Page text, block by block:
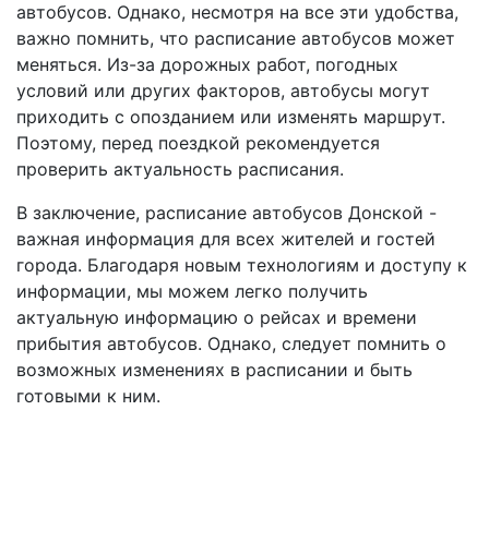
автобусов. Однако, несмотря на все эти удобства,
важно помнить, что расписание автобусов может
меняться. Из-за дорожных работ, погодных
условий или других факторов, автобусы могут
приходить с опозданием или изменять маршрут.
Поэтому, перед поездкой рекомендуется
проверить актуальность расписания.
В заключение, расписание автобусов Донской -
важная информация для всех жителей и гостей
города. Благодаря новым технологиям и доступу к
информации, мы можем легко получить
актуальную информацию о рейсах и времени
прибытия автобусов. Однако, следует помнить о
возможных изменениях в расписании и быть
готовыми к ним.